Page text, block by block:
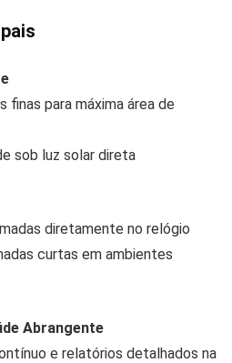
finas para máxima área de
sob luz solar direta
diretamente no relógio
curtas em ambientes
Abrangente
e relatórios detalhados na